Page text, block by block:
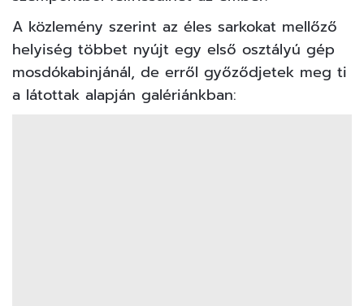
A közlemény szerint az éles sarkokat mellőző
helyiség többet nyújt egy első osztályú gép
mosdókabinjánál, de erről győződjetek meg ti
a látottak alapján galériánkban: